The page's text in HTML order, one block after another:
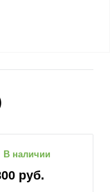
руб.
В наличии